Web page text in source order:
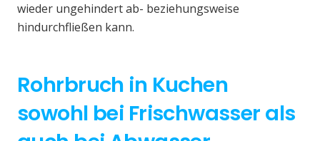
wieder ungehindert ab- beziehungsweise
hindurchfließen kann.
Rohrbruch in Kuchen
sowohl bei Frischwasser als